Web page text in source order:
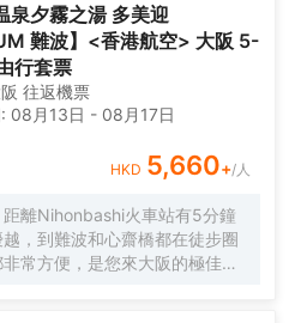
24 小時前台服務和多語言服
和液晶電視；您定能在旅途中找
絨被和高檔床上用品。提供免
朋友保持聯繫；另提供有線頻
備淋浴/盆浴組合的浴室提供浸
泉夕霧之湯 多美迎
難波】<香港航空> 大阪 5-
行套票
往返機票
08月13日 - 08月17日
HKD 5,660+/人
離Nihonbashi火車站有5分鐘
，到難波和心齋橋都在徒步圈
常方便，是您來大阪的極佳選